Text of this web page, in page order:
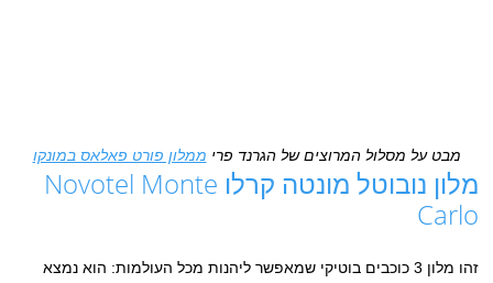
מבט על מסלול המרוצים של הגרנד פרי ממלון פורט פאלאס במונקו
מלון נובוטל מונטה קרלו Novotel Monte
Carlo
זהו מלון 3 כוכבים בוטיקי שמאפשר ליהנות מכל העולמות: הוא נמצא